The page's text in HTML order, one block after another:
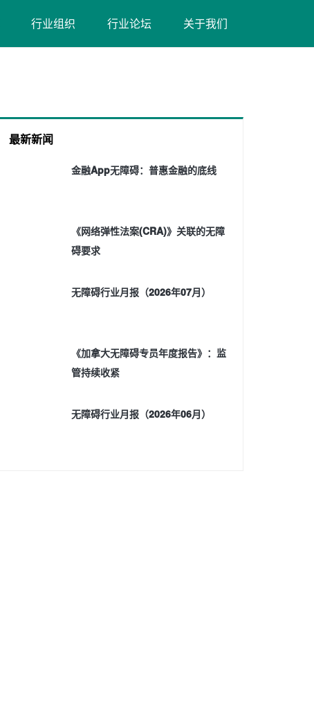
行业组织
窗
行业论坛（在
窗
关于我们
最新新闻
金融App无障碍：普惠金融的底线
《网络弹性法案(CRA)》关联的无障
碍要求
无障碍行业月报（2026年07月）
《加拿大无障碍专员年度报告》：监
管持续收紧
无障碍行业月报（2026年06月）